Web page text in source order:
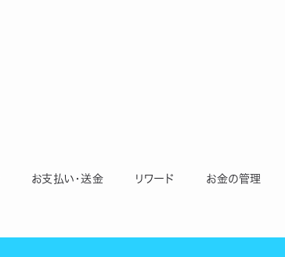
お支払い・送金 リワード お金の管理